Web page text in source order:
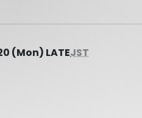
(Mon) LATEJST